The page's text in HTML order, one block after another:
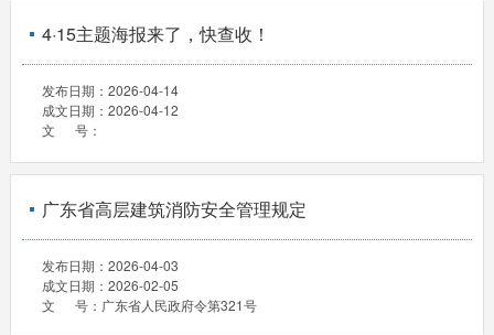
4·15主题海报来了，快查收！
发布日期： 2026-04-14
成文日期： 2026-04-12
文 号：
广东省高层建筑消防安全管理规定
发布日期： 2026-04-03
成文日期： 2026-02-05
文 号： 广东省人民政府令第321号